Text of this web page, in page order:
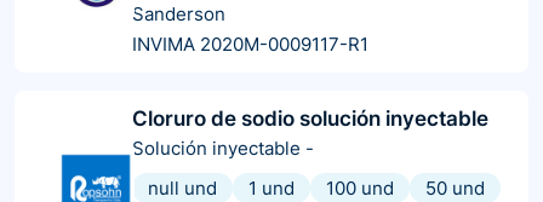
Sanderson
INVIMA 2020M-0009117-R1
Cloruro de sodio solución inyectable
Solución inyectable -
null und
1 und 100 und
50 und